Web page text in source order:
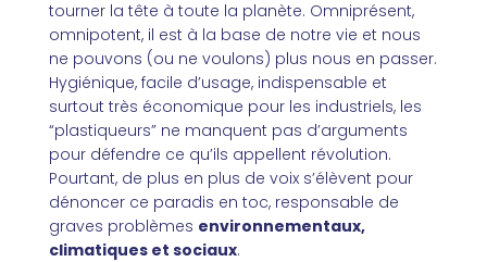
tourner la tête à toute la planète. Omniprésent,
omnipotent, il est à la base de notre vie et nous
ne pouvons (ou ne voulons) plus nous en passer.
Hygiénique, facile d’usage, indispensable et
surtout très économique pour les industriels, les
“plastiqueurs” ne manquent pas d’arguments
pour défendre ce qu’ils appellent révolution.
Pourtant, de plus en plus de voix s’élèvent pour
dénoncer ce paradis en toc, responsable de
graves problèmes environnementaux,
climatiques et sociaux.